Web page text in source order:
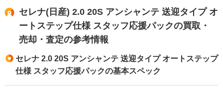
セレナ(日産) 2.0 20S アンシャンテ 送迎タイプ オ
ートステップ仕様 スタッフ応援パックの買取・
売却・査定の参考情報
セレナ 2.0 20S アンシャンテ 送迎タイプ オートステップ
仕様 スタッフ応援パックの基本スペック